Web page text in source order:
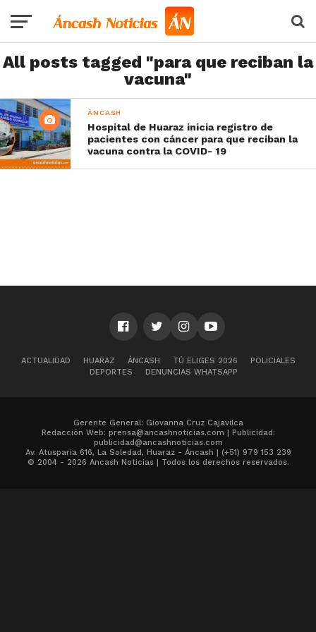
All posts tagged "para que reciban la
vacuna"
ÁNCASH
Hospital de Huaraz inicia registro de
pacientes con cáncer para que reciban la
vacuna contra la COVID- 19
ACTUALIDAD HUARAZ ÁNCASH TÚ ELIGES 2026
POLICIALES
DEPORTES
DENUNCIAS WHATSAPP
Gerente General: Giovanna Cruz Cajavilca
Redacción Web: prensa@ancashnoticias.com | Publicidad:
publicidad@ancashnoticias.com
Av. Atusparia 616, La Soledad, Huaraz - Áncash | (+51) 979 153 239
© 2004 - 2026 Ancash Noticias | Todos los derechos reservados.